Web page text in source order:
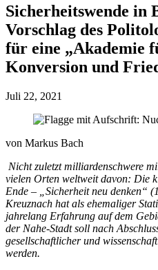
Sicherheitswende in
Vorschlag des
für eine „Akademie
Konversion und
Juli 22, 2021
von Markus Bach
Nicht zuletzt milliardenschwere
vielen Orten weltweit davon: Die
Ende – „Sicherheit neu denken“
Kreuznach hat als ehemaliger
jahrelang Erfahrung auf dem
der Nahe-Stadt soll nach
gesellschaftlicher und
werden.